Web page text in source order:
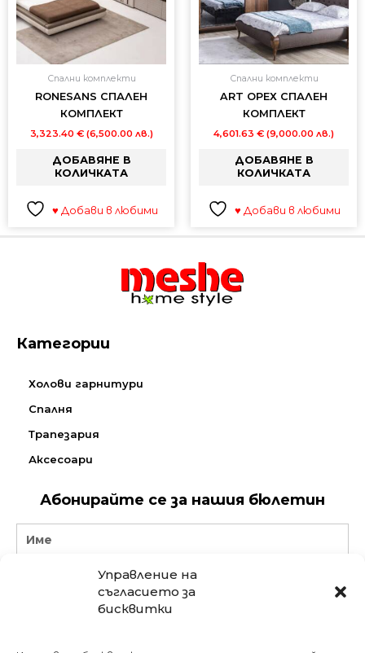
Управление на
съгласието за
бисквитки
Спални комплекти
RONESANS СПАЛЕН
КОМПЛЕКТ
3,323.40 € (6,500.00 лв.)
ДОБАВЯНЕ В
КОЛИЧКАТА
♥ Добави в любими
Спални комплекти
ART ОРЕХ СПАЛЕН
КОМПЛЕКТ
4,601.63 € (9,000.00 лв.)
ДОБАВЯНЕ В
КОЛИЧКАТА
♥ Добави в любими
Категории
Холови гарнитури
Спалня
Трапезария
Аксесоари
Абонирайте се за нашия бюлетин